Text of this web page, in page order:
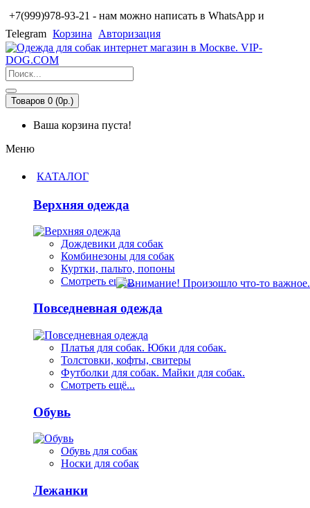
+7(999)978-93-21 - нам можно написать в WhatsApp и
Telegram Корзина Авторизация
Товаров 0 (0р.)
Ваша корзина пуста!
Меню
КАТАЛОГ
Верхняя одежда
Дождевики для собак
Комбинезоны для собак
Куртки, пальто, попоны
Смотреть ещё...
Повседневная одежда
Платья для собак. Юбки для собак.
Толстовки, кофты, свитеры
Футболки для собак. Майки для собак.
Смотреть ещё...
Обувь
Обувь для собак
Носки для собак
Лежанки